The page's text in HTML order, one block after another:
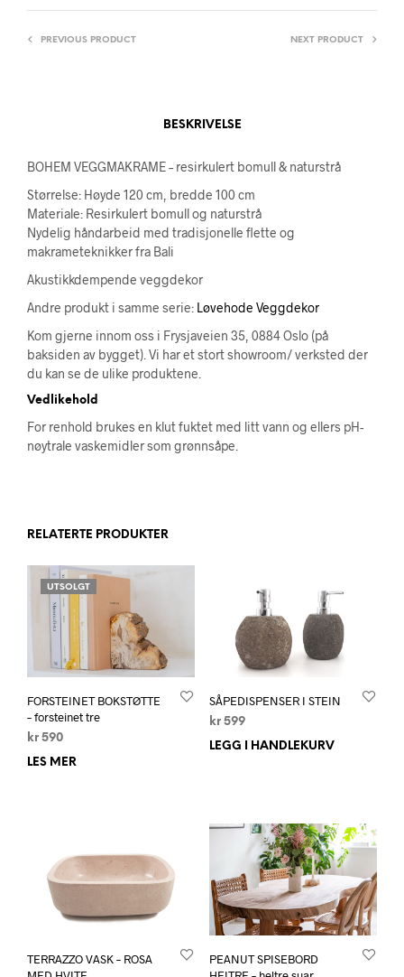
PREVIOUS PRODUCT NEXT PRODUCT
BESKRIVELSE
BOHEM VEGGMAKRAME – resirkulert bomull & naturstrå
Størrelse: Høyde 120 cm, bredde 100 cm
Materiale: Resirkulert bomull og naturstrå
Nydelig håndarbeid med tradisjonelle flette og
makrameteknikker fra Bali
Akustikkdempende veggdekor
Andre produkt i samme serie: Løvehode Veggdekor
Kom gjerne innom oss i Frysjaveien 35, 0884 Oslo (på
baksiden av bygget). Vi har et stort showroom/ verksted der
du kan se de ulike produktene.
Vedlikehold
For renhold brukes en klut fuktet med litt vann og ellers pH-
nøytrale vaskemidler som grønnsåpe.
RELATERTE PRODUKTER
UTSOLGT
FORSTEINET BOKSTØTTE
– forsteinet tre
kr 590
LES MER
SÅPEDISPENSER I STEIN
kr599
LEGG I HANDLEKURV
TERRAZZO VASK – ROSA
PEANUT SPISEBORD